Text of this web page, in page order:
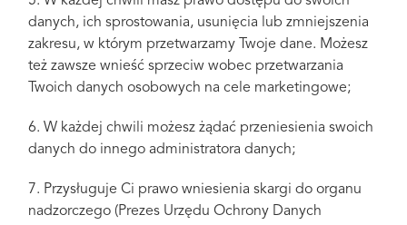
danych, ich sprostowania, usunięcia lub zmniejszenia
zakresu, w którym przetwarzamy Twoje dane. Możesz
też zawsze wnieść sprzeciw wobec przetwarzania
Twoich danych osobowych na cele marketingowe;
6. W każdej chwili możesz żądać przeniesienia swoich
danych do innego administratora danych;
7. Przysługuje Ci prawo wniesienia skargi do organu
nadzorczego (Prezes Urzędu Ochrony Danych